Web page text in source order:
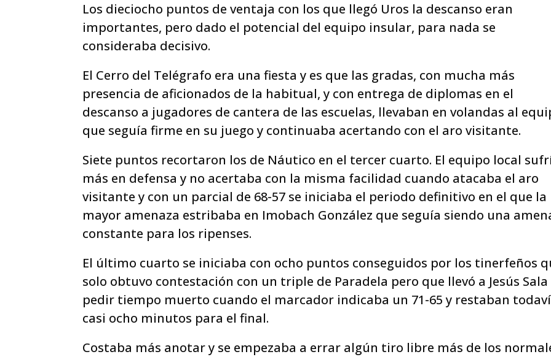
Los dieciocho puntos de ventaja con los que llegó Uros la descanso eran
importantes, pero dado el potencial del equipo insular, para nada se
consideraba decisivo.
El Cerro del Telégrafo era una fiesta y es que las gradas, con mucha más
presencia de aficionados de la habitual, y con entrega de diplomas en el
descanso a jugadores de cantera de las escuelas, llevaban en volandas al
que seguía firme en su juego y continuaba acertando con el aro visitante.
Siete puntos recortaron los de Náutico en el tercer cuarto. El equipo local
más en defensa y no acertaba con la misma facilidad cuando atacaba el aro
visitante y con un parcial de 68-57 se iniciaba el periodo definitivo en el que la
mayor amenaza estribaba en Imobach González que seguía siendo una
constante para los ripenses.
El último cuarto se iniciaba con ocho puntos conseguidos por los tinerfeños
solo obtuvo contestación con un triple de Paradela pero que llevó a Jesús Sala
pedir tiempo muerto cuando el marcador indicaba un 71-65 y restaban
casi ocho minutos para el final.
Costaba más anotar y se empezaba a errar algún tiro libre más de los